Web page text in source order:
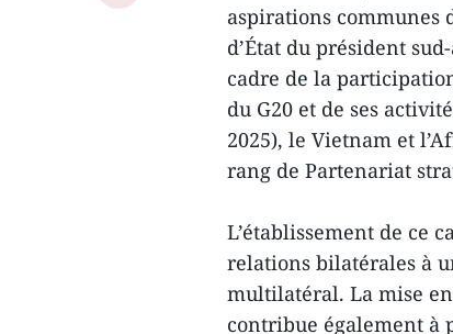
aspirations communes
d’État du président
cadre de la
du G20 et de ses
2025), le Vietnam et
rang de Partenariat
L’établissement de ce
relations bilatérales à
multilatéral. La mise
contribue également à